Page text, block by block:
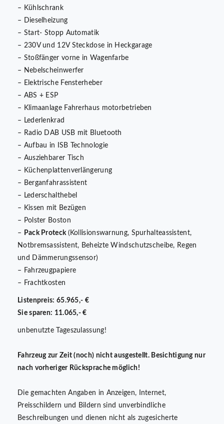
– Kühlschrank
– Dieselheizung
– Start- Stopp Automatik
– 230V und 12V Steckdose in Heckgarage
– Stoßfänger vorne in Wagenfarbe
– Nebelscheinwerfer
– Elektrische Fensterheber
– ABS + ESP
– Klimaanlage Fahrerhaus motorbetrieben
– Lederlenkrad
– Radio DAB USB mit Bluetooth
– Aufbau in ISB Technologie
– Ausziehbarer Tisch
– Küchenplattenverlängerung
– Berganfahrassistent
– Lederschalthebel
– Kissen mit Bezügen
– Polster Boston
–
Pack Proteck (Kollisionswarnung, Spurhalteassistent,
Notbremsassistent, Beheizte Windschutzscheibe, Regen
und Dämmerungssensor)
– Fahrzeugpapiere
– Frachtkosten
Listenpreis: 65.965,- €
Sie sparen: 11.065,- €
unbenutzte Tageszulassung!
Fahrzeug zur Zeit (noch) nicht ausgestellt. Besichtigung nur
nach vorheriger Rücksprache möglich!
Die gemachten Angaben in Anzeigen, Internet,
Preisschildern und Bildern sind unverbindliche
Beschreibungen und dienen nicht als zugesicherte